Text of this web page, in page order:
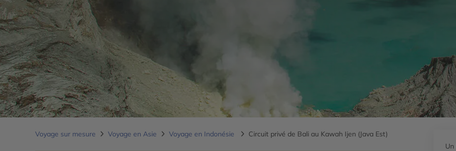
Voyage sur mesure Voyage en Asie Voyage en Indonésie Circuit privé de Bali au Kawah Ijen (Java Est)